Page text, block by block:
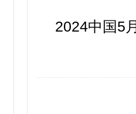
2024中国5